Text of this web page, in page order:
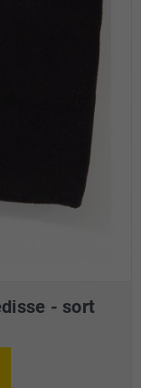
- sort